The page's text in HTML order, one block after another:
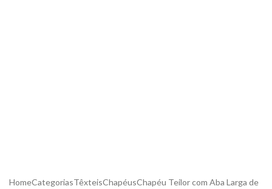
HomeCategoriasTêxteisChapéusChapéu Teilor com Aba Larga de